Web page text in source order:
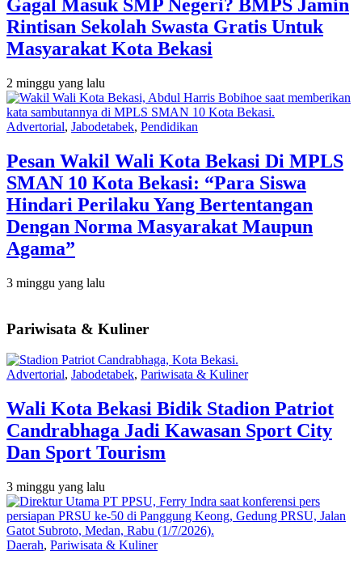
Gagal Masuk SMP Negeri? BMPS Jamin
Rintisan Sekolah Swasta Gratis Untuk
Masyarakat Kota Bekasi
2 minggu yang lalu
Advertorial, Jabodetabek, Pendidikan
Pesan Wakil Wali Kota Bekasi Di MPLS
SMAN 10 Kota Bekasi: “Para Siswa
Hindari Perilaku Yang Bertentangan
Dengan Norma Masyarakat Maupun
Agama”
3 minggu yang lalu
Pariwisata & Kuliner
Advertorial, Jabodetabek, Pariwisata & Kuliner
Wali Kota Bekasi Bidik Stadion Patriot
Candrabhaga Jadi Kawasan Sport City
Dan Sport Tourism
3 minggu yang lalu
Daerah, Pariwisata & Kuliner